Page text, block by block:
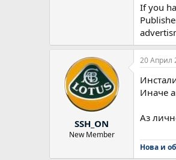
If you
SSH_ON
New Member
20 Април
Иначе
Аз
Нова и